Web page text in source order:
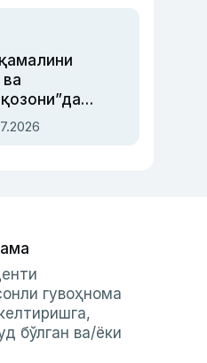
ва
—
бош
гувоҳнома
бўлган ва/ёки